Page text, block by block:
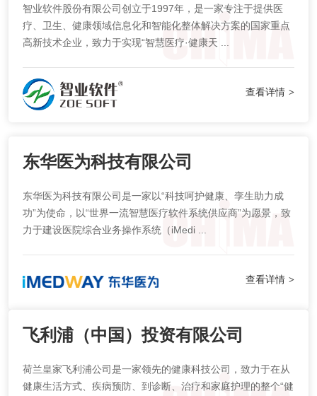
智业软件股份有限公司创立于1997年，是一家专注于提供医
疗、卫生、健康领域信息化和智能化整体解决方案的国家重点
高新技术企业，致力于实现“智慧医疗·健康天 ...
查看详情 >
东华医为科技有限公司
东华医为科技有限公司是一家以“科技呵护健康、孪生助力成
功”为使命，以“世界一流智慧医疗软件系统供应商”为愿景，致
力于建设医院综合业务操作系统（iMedi ...
查看详情 >
飞利浦（中国）投资有限公司
荷兰皇家飞利浦公司是一家领先的健康科技公司，致力于在从
健康生活方式、疾病预防、到诊断、治疗和家庭护理的整个“健